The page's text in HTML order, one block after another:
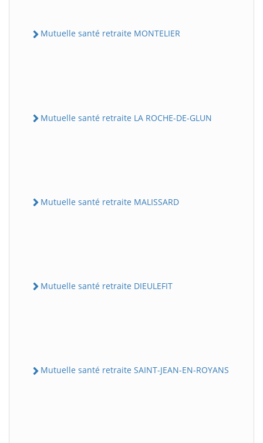
Mutuelle santé retraite MONTELIER
Mutuelle santé retraite LA ROCHE-DE-GLUN
Mutuelle santé retraite MALISSARD
Mutuelle santé retraite DIEULEFIT
Mutuelle santé retraite SAINT-JEAN-EN-ROYANS